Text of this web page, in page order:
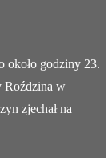
około godziny 23.
Roździna w
zjechał na